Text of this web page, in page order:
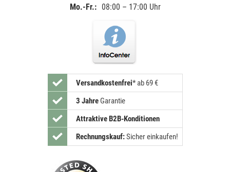
Mo.-Fr.: 08:00 – 17:00 Uhr
Versandkostenfrei* ab 69 €
3 JahreGarantie
Attraktive B2B-Konditionen
Rechnungskauf:Sicher einkaufen!